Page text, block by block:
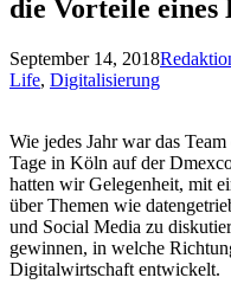
die Vorteile eines
September 14, 2018
Life, Digitalisierung
Wie jedes Jahr war das
Tage in Köln auf der
hatten wir Gelegenheit, mit
über Themen wie
und Social Media zu
gewinnen, in welche
Digitalwirtschaft entwickelt.